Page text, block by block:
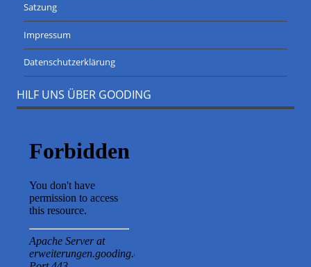
Satzung
Impressum
Datenschutzerklärung
HILF UNS ÜBER GOODING